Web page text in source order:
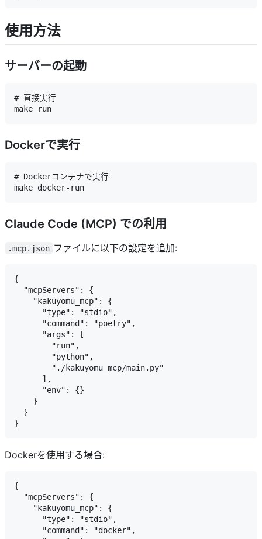
使用方法
サーバーの起動
# 直接実行
Dockerで実行
# Dockerコンテナで実行
Claude Code (MCP) での利用
.mcp.json ファイルに以下の設定を追加:
{
  "mcpServers": {
    "kakuyomu_mcp": {
      "type": "stdio",
      "command": "poetry",
      "args": [
        "run",
        "python",
        "./kakuyomu_mcp/main.py"
      ],
      "env": {}
    }
  }
Dockerを使用する場合:
{
  "mcpServers": {
    "kakuyomu_mcp": {
      "type": "stdio",
      "command": "docker",